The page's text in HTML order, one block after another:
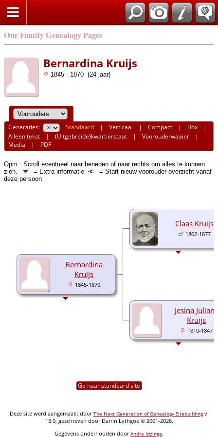
Our Family Genealogy Pages
Bernardina Kruijs
1845 - 1870 (24 jaar)
Generaties: Standaard |Verticaal |Compact | Box |
Alleen tekst |(Uitgebreide)kwartierstaat |Voorouderwaaier |
Media | PDF
Opm.: Scroll eventueel naar beneden of naar rechts om alles te kunnen
zien.
= Extra informatie
= Start nieuw voorouder-overzicht vanaf
deze persoon
Bernardina
Kruijs
1845-1870
Claas Kruijs
1802-1877
Jesina Juliana
Kruijs
1810-1847
Ga naar standaard site
Deze site werd aangemaakt doorThe Next Generation of Genealogy Sitebuildingv.
13.0, geschreven door Darrin Lythgoe © 2001-2026.
Gegevens onderhouden doorAndre Idzinga.